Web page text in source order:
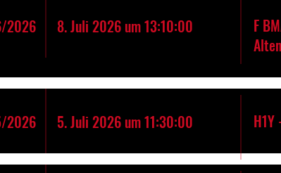
2026 8. Juli 2026 um 13:10:00
F
2026 5. Juli 2026 um 11:30:00